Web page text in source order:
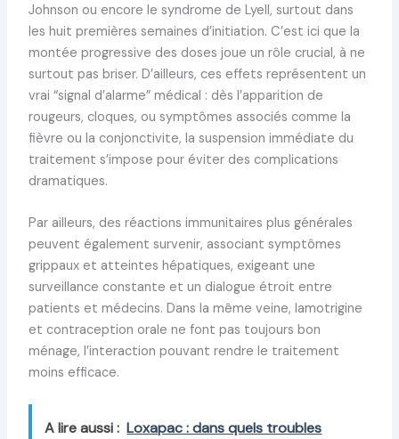
Johnson ou encore le syndrome de Lyell, surtout dans
les huit premières semaines d’initiation. C’est ici que la
montée progressive des doses joue un rôle crucial, à ne
surtout pas briser. D’ailleurs, ces effets représentent un
vrai “signal d’alarme” médical : dès l’apparition de
rougeurs, cloques, ou symptômes associés comme la
fièvre ou la conjonctivite, la suspension immédiate du
traitement s’impose pour éviter des complications
dramatiques.
Par ailleurs, des réactions immunitaires plus générales
peuvent également survenir, associant symptômes
grippaux et atteintes hépatiques, exigeant une
surveillance constante et un dialogue étroit entre
patients et médecins. Dans la même veine, lamotrigine
et contraception orale ne font pas toujours bon
ménage, l’interaction pouvant rendre le traitement
moins efficace.
A lire aussi : Loxapac : dans quels troubles